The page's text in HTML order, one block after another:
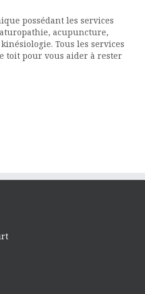
possédant les services
acupuncture,
Tous les services
toit pour vous aider à rester